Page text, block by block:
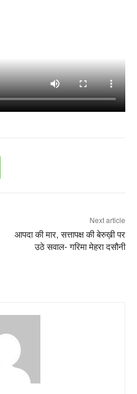
Next article
आपदा की मार, सत्तापक्ष की बेरुख़ी पर
उठे सवाल- गरिमा मेहरा दसौनी